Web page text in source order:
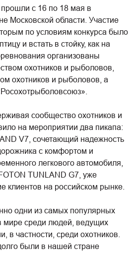
с 16 по 18 мая в
Московской области. Участие
по условиям конкурса было
и встать в стойку, как на
организованы
охотников и рыболовов,
охотников и рыболовов, а
сообщество охотников и
на мероприятии два пикапа:
V7, сочетающий надежность
с комфортом и
легкового автомобиля,
TUNLAND G7, уже
клиентов на российском рынке.
одни из самых популярных
мире среди людей, ведущих
в частности, среди охотников.
были в нашей стране